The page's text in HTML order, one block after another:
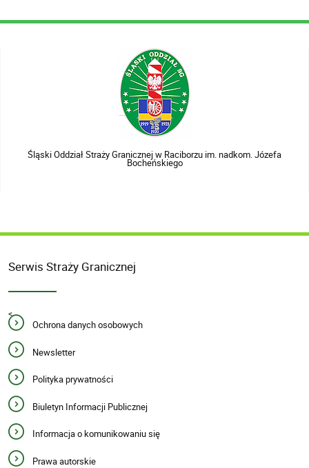
Śląski Oddział Straży Granicznej w Raciborzu im. nadkom. Józefa
Bocheńskiego
Serwis Straży Granicznej
<
Ochrona danych osobowych
Newsletter
Polityka prywatności
Biuletyn Informacji Publicznej
Informacja o komunikowaniu się
Prawa autorskie